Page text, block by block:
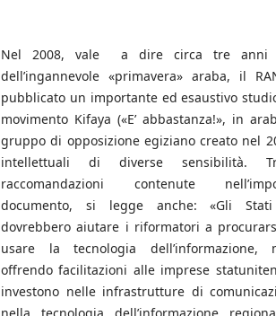
Nel 2008, vale a dire circa tre anni
dell’ingannevole «primavera» araba, il
pubblicato un importante ed esaustivo
movimento Kifaya («E’ abbastanza!», in
gruppo di opposizione egiziano creato nel
intellettuali di diverse sensibilità.
raccomandazioni contenute
documento, si legge anche: «Gli
dovrebbero aiutare i riformatori a
usare la tecnologia dell’informazione,
offrendo facilitazioni alle imprese
investono nelle infrastrutture di